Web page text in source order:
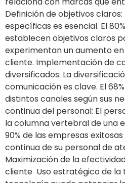
Definición de objetivos
específicas es esencial. El
establecen objetivos claros
experimentan un aumento
cliente. Implementación de
diversificados: La
comunicación es clave. El
distintos canales según sus
continua del personal: El
la columna vertebral de una
90% de las empresas
continua de su personal de
Maximización de la
cliente Uso estratégico de la